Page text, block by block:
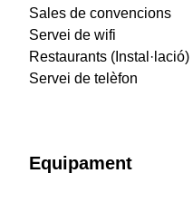
Sales de convencions
Servei de wifi
Restaurants (Instal·lació)
Servei de telèfon
Equipament